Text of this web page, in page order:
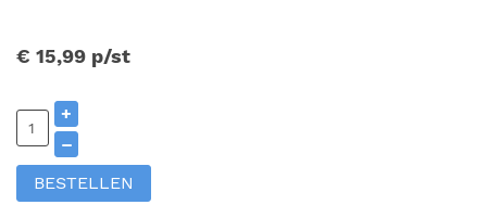
€ 15,99 p/st
+
–
BESTELLEN